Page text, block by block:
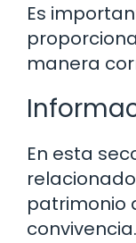
Es
manera
En esta
patrimonio
convivencia.